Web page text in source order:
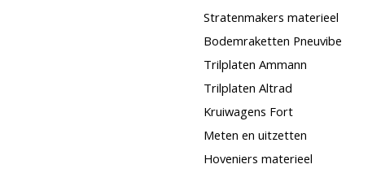
Stratenmakers materieel
Bodemraketten Pneuvibe
Trilplaten Ammann
Trilplaten Altrad
Kruiwagens Fort
Meten en uitzetten
Hoveniers materieel